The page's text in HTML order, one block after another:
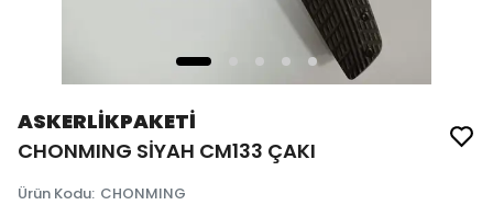
ASKERLİKPAKETİ
CHONMING SİYAH CM133 ÇAKI
Ürün Kodu: CHONMING